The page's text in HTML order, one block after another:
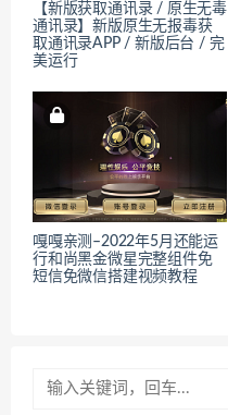
【新版获取通讯录 / 原生无毒
通讯录】新版原生无报毒获
取通讯录APP / 新版后台 / 完
美运行
嘎嘎亲测–2022年5月还能运
行和尚黑金微星完整组件免
短信免微信搭建视频教程